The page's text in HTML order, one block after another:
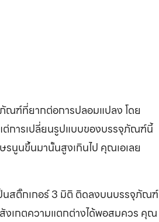
ณฑ์ที่ยากต่อการปลอมแปลง โดย
การเปลี่ยนรูปแบบของบรรจุภัณฑ์นี้
นูนขึ้นมานั้นสูงเกินไป คุณเอเลย
นสติ๊กเกอร์ 3 มิติ ติดลงบนบรรจุภัณฑ์
งเกตความแตกต่างได้พอสมควร คุณ